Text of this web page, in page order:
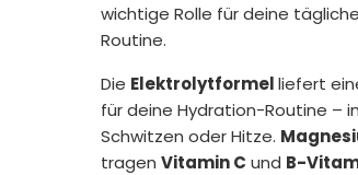
wichtige Rolle für deine
Routine.
Die Elektrolytformelliefert
für deine Hydration-Routine –
Schwitzen oder Hitze.
tragen Vitamin C und B-